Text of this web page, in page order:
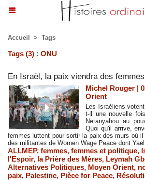
Accueil > Tags
Tags (3) : ONU
En Israël, la paix viendra des femmes
Michel Rouger |
Orient
Les Israéliens
t-il une nouvelle
Netanyahou au
Quoi qu'il arrive,
femmes luttent pour sortir la paix des murs où il
des militantes de Women Wage Peace dont
ALLMEP, femmes, femmes et politique,
l'Espoir, la Prière des Mères, Leymah
Alternatives Politiques, Moyen Orient,
paix, Palestine, Pièce for Peace,